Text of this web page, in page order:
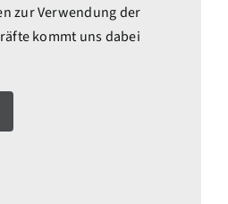
zur Verwendung der
kommt uns dabei